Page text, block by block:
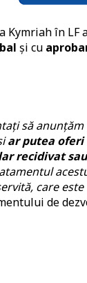
Kymriah în LF
și cu
să
ar putea
recidivat
care
de